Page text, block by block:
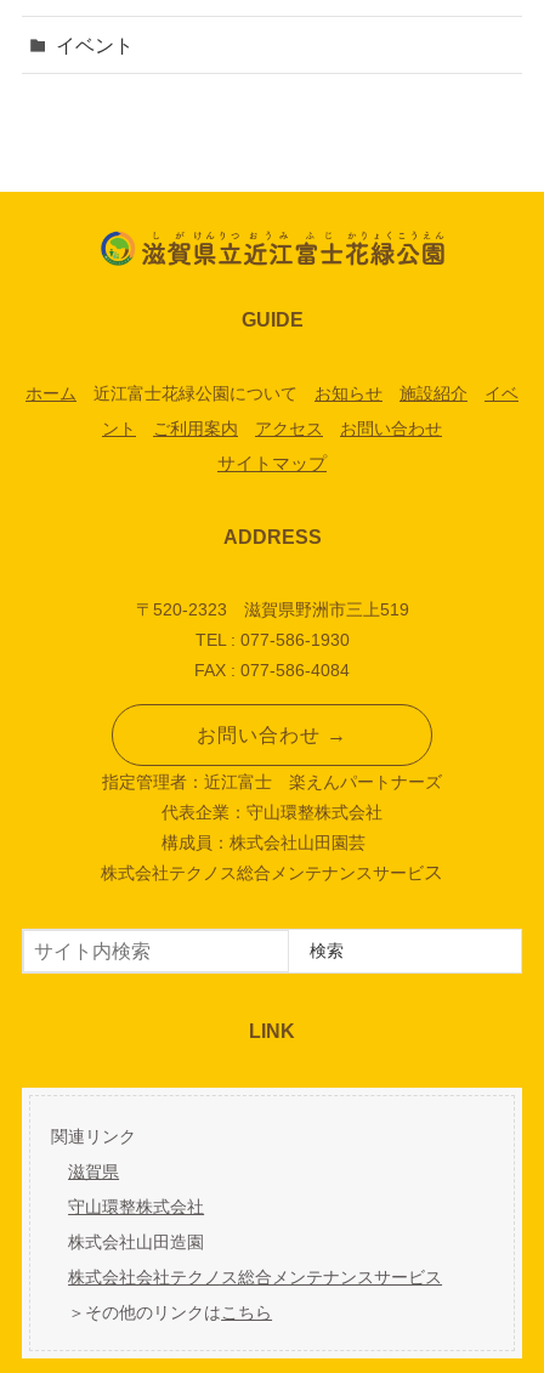
イベント
GUIDE
ホーム 近江富士花緑公園について お知らせ 施設紹介
イベ
ント
ご利用案内 アクセス
お問い合わせ
サイトマップ
ADDRESS
〒520-2323 滋賀県野洲市三上519
TEL : 077-586-1930
FAX : 077-586-4084
お問い合わせ →
指定管理者：近江富士 楽えんパートナーズ
代表企業：守山環整株式会社
構成員：株式会社山田園芸
株式会社テクノス総合メンテナンスサービス
検索 検索
LINK
関連リンク
滋賀県
守山環整株式会社
株式会社山田造園
株式会社会社テクノス総合メンテナンスサービス
＞その他のリンクはこちら